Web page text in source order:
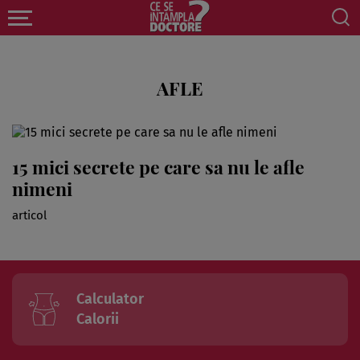
AFLE
15 mici secrete pe care sa nu le afle
nimeni
articol
Calculator
Calorii